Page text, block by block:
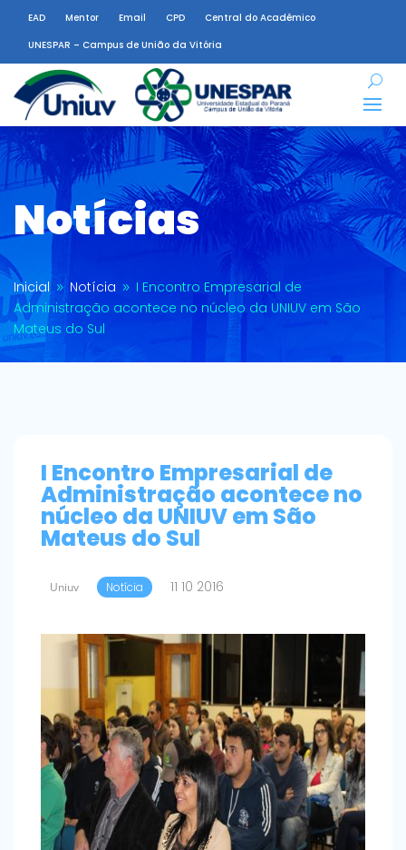
EAD Mentor Email CPD
Central do Acadêmico
UNESPAR – Campus de União da Vitória
Notícias
Inicial 9 Notícia 9 I Encontro Empresarial de
Administração acontece no núcleo da UNIUV em São
Mateus do Sul
I Encontro Empresarial de
Administração acontece no
núcleo da UNIUV em São
Mateus do Sul
Uniuv Notícia 11 10 2016